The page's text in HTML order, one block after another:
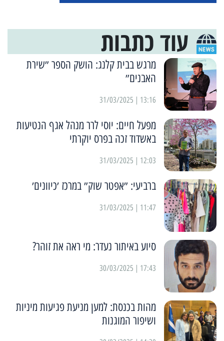
עוד כתבות
מרגש בבית קלנג: הושק הספר ״שירת
האבנים״
13:16 | 31/03/2025
מפעל חיים: יוסי לרר מנהל אגף הנטיעות
באשדוד זכה בפרס יוקרתי
12:03 | 31/03/2025
ברביעי: ״אפטר שוק״ במרכז ׳כיוונים׳
11:47 | 31/03/2025
סיוע באיתור נעדר: מי ראה את זוהר?
17:43 | 30/03/2025
מהות בכנסת: למען מניעת פגיעות מיניות
ושיפור המוגנות